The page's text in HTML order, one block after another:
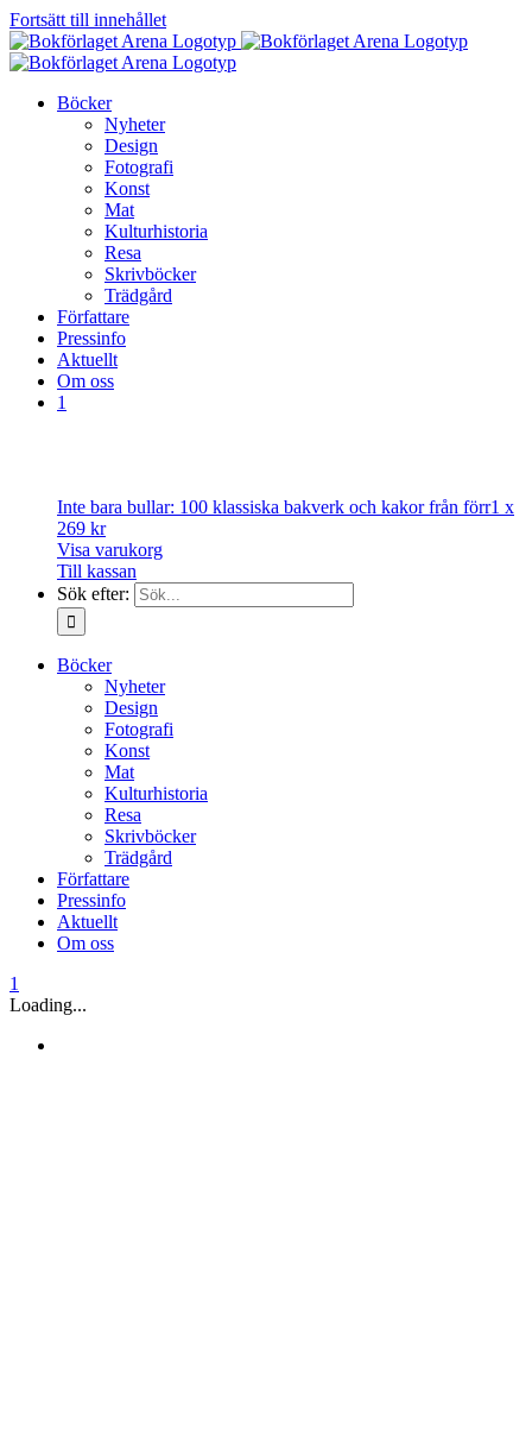
Fortsätt till innehållet
Böcker
Nyheter
Design
Fotografi
Konst
Mat
Kulturhistoria
Resa
Skrivböcker
Trädgård
Författare
Pressinfo
Aktuellt
Om oss
1
Inte bara bullar: 100 klassiska bakverk och kakor från förr1 x
269 kr
Visa varukorg
Till kassan
Sök efter:
Böcker
Nyheter
Design
Fotografi
Konst
Mat
Kulturhistoria
Resa
Skrivböcker
Trädgård
Författare
Pressinfo
Aktuellt
Om oss
1
Loading...